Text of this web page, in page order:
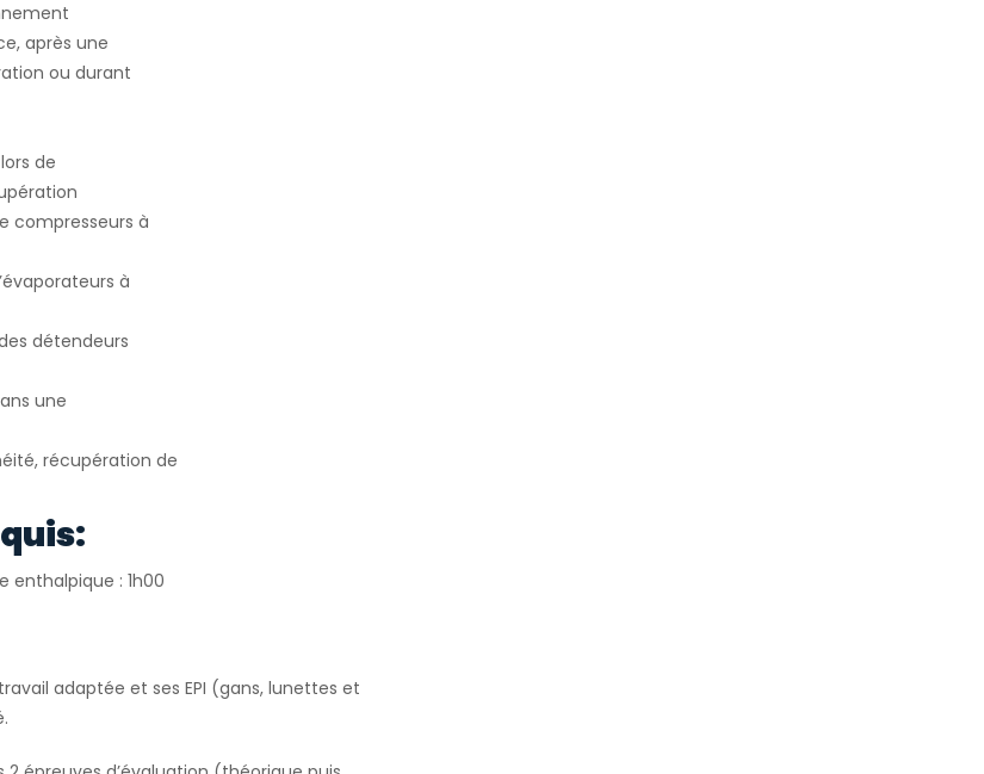
après une
ou durant
de
compresseurs à
à
détendeurs
une
récupération de
enthalpique : 1h00
adaptée et ses EPI (gans, lunettes et